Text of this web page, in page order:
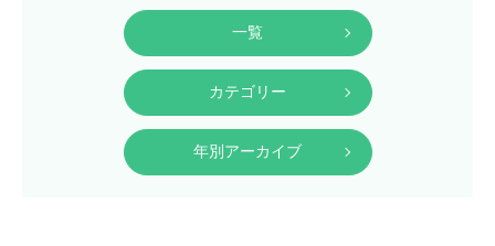
一覧
カテゴリー
年別アーカイブ